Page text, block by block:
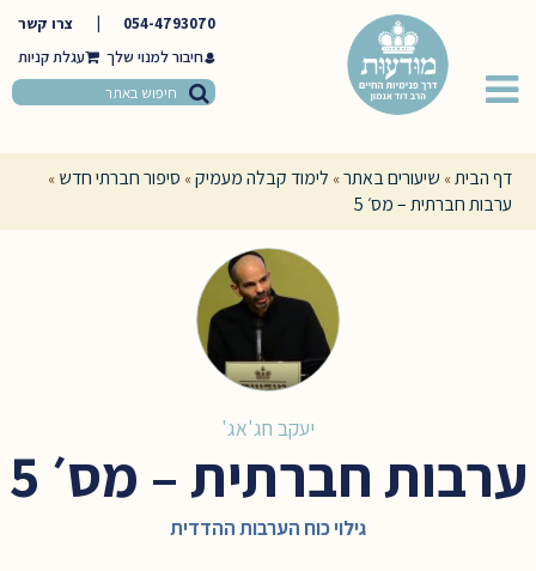
054-4793070
צרו קשר
חיבור למנוי שלך
דף הבית» שיעורים באתר» לימוד קבלה מעמיק» סיפור חברתי חדש »
ערבות חברתית – מס׳ 5
יעקב חג'אג'
ערבות חברתית – מס׳ 5
גילוי כוח הערבות ההדדית